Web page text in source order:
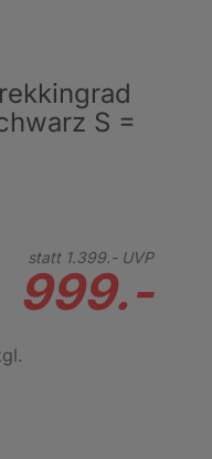
S =
statt 1.399.-UVP
999.-